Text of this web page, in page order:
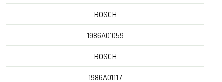
BOSCH
1986A01059
BOSCH
1986A01117